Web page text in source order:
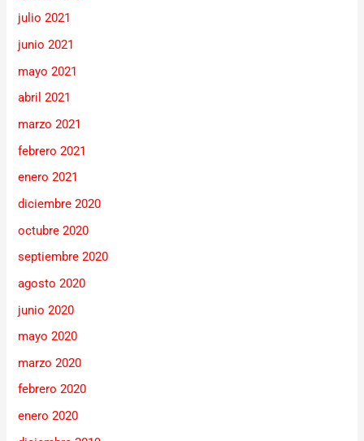
julio 2021
junio 2021
mayo 2021
abril 2021
marzo 2021
febrero 2021
enero 2021
diciembre 2020
octubre 2020
septiembre 2020
agosto 2020
junio 2020
mayo 2020
marzo 2020
febrero 2020
enero 2020